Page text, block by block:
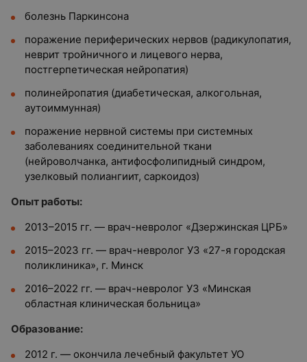
болезнь Паркинсона
поражение периферических нервов (радикулопатия,
неврит тройничного и лицевого нерва,
постгерпетическая нейропатия)
полинейропатия (диабетическая, алкогольная,
аутоиммунная)
поражение нервной системы при системных
заболеваниях соединительной ткани
(нейроволчанка, антифосфолипидный синдром,
узелковый полиангиит, саркоидоз)
Опыт работы:
2013–2015 гг. — врач-невролог «Дзержинская ЦРБ»
2015–2023 гг. — врач-невролог УЗ «27-я городская
поликлиника», г. Минск
2016–2022 гг. — врач-невролог УЗ «Минская
областная клиническая больница»
Образование:
2012 г. — окончила лечебный факультет УО